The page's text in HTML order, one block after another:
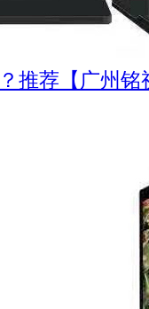
推荐【广州铭